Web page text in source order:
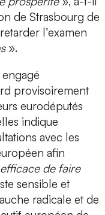
de Strasbourg de
l’examen
».
engagé
provisoirement
eurodéputés
indique
avec les
afin
de faire
sensible et
radicale et de